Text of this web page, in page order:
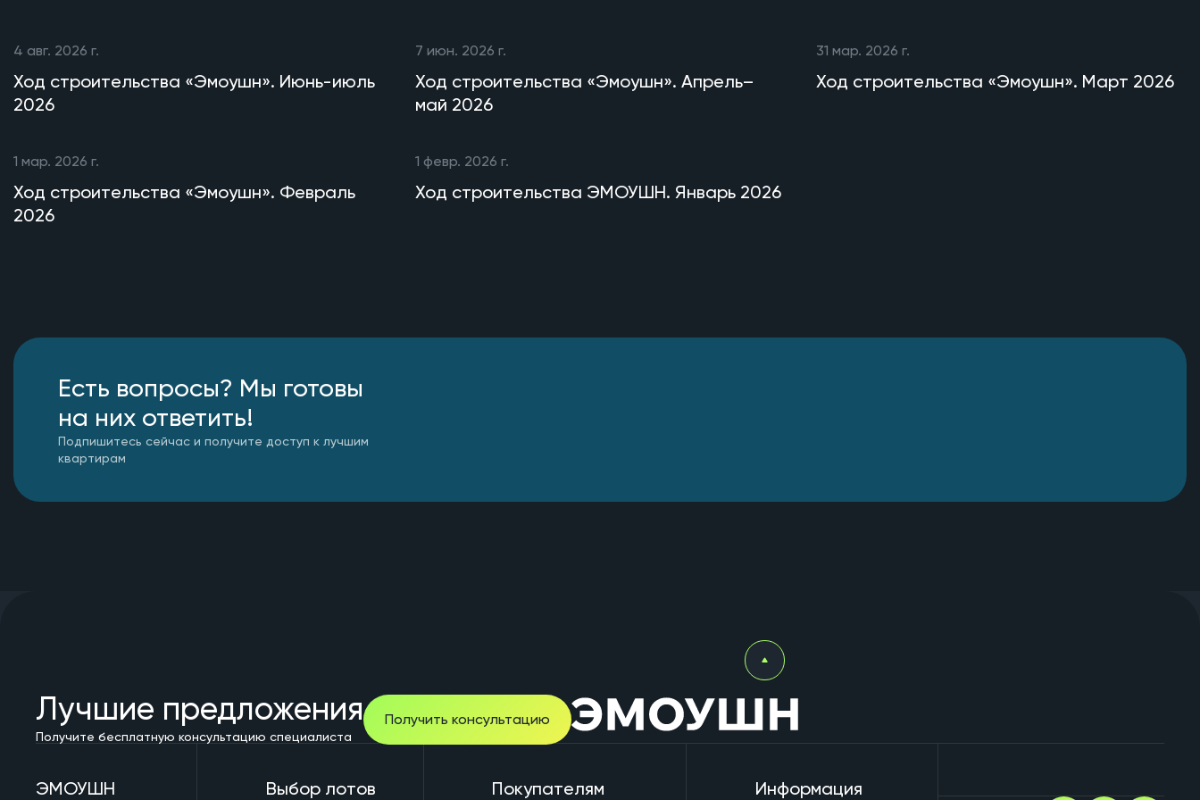
4 авг. 2026 г.
Ход строительства «Эмоушн». Июнь-июль
2026
7 июн. 2026 г.
Ход строительства «Эмоушн». Апрель–
май 2026
31 мар. 2026 г.
Ход строительства «Эмоушн». Март 2026
1 мар. 2026 г.
Ход строительства «Эмоушн». Февраль
2026
1 февр. 2026 г.
Ход строительства ЭМОУШН. Январь 2026
Есть вопросы? Мы готовы
на них ответить!
Подпишитесь сейчас и получите доступ к лучшим
квартирам
Лучшие предложения
Получите бесплатную консультацию специалиста
Получить консультацию
ЭМОУШН Выбор лотов Покупателям Информация